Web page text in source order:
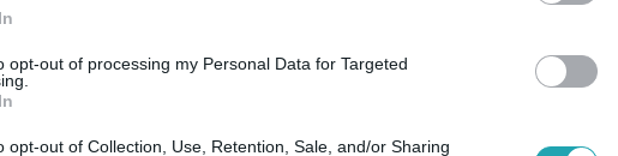
opt-out of processing my Personal Data for Targeted
opt-out of Collection, Use, Retention, Sale, and/or Sharing
nyolcvanas évek egyik